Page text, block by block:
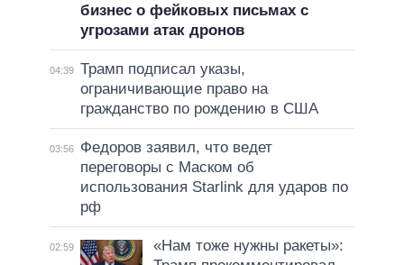
бизнес о фейковых письмах с
угрозами атак дронов
04:39 Трамп подписал указы,
ограничивающие право на
гражданство по рождению в США
03:56
Федоров заявил, что ведет
переговоры с Маском об
использования Starlink для ударов по
рф
02:59
«Нам тоже нужны ракеты»: